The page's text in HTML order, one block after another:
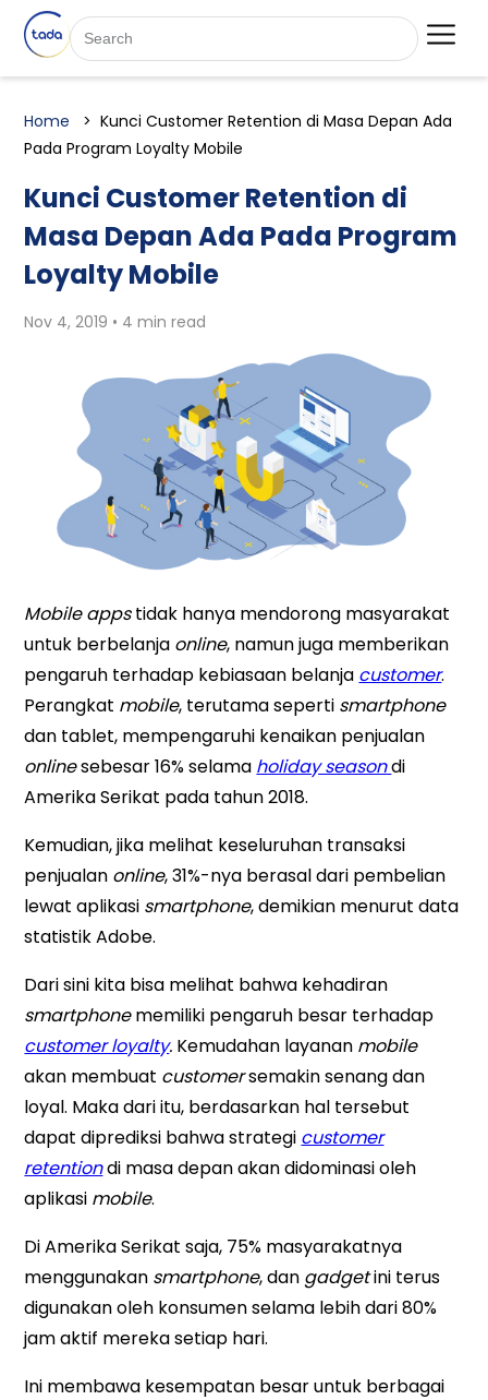
Home
Kunci Customer Retention di Masa Depan Ada
Pada Program Loyalty Mobile
Kunci Customer Retention di
Masa Depan Ada Pada Program
Loyalty Mobile
Nov 4, 2019 • 4 min read
Mobile appstidak hanya mendorong masyarakat
untuk berbelanja online, namun juga memberikan
pengaruh terhadap kebiasaan belanja customer.
Perangkat mobile, terutama seperti smartphone
dan tablet, mempengaruhi kenaikan penjualan
onlinesebesar 16% selama holiday seasondi
Amerika Serikat pada tahun 2018.
Kemudian, jika melihat keseluruhan transaksi
penjualan online, 31%-nya berasal dari pembelian
lewat aplikasi smartphone, demikian menurut data
statistik Adobe.
Dari sini kita bisa melihat bahwa kehadiran
smartphonememiliki pengaruh besar terhadap
customer loyalty. Kemudahan layanan mobile
akan membuat customersemakin senang dan
loyal. Maka dari itu, berdasarkan hal tersebut
dapat diprediksi bahwa strategi customer
retentiondi masa depan akan didominasi oleh
aplikasi mobile.
Di Amerika Serikat saja, 75% masyarakatnya
menggunakan smartphone, dan gadgetini terus
digunakan oleh konsumen selama lebih dari 80%
jam aktif mereka setiap hari.
Ini membawa kesempatan besar untuk berbagai